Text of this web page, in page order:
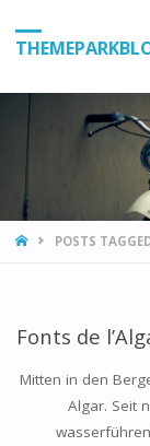
HOMEPOSTS
Fonts de
Mitten in den
Algar. Seit